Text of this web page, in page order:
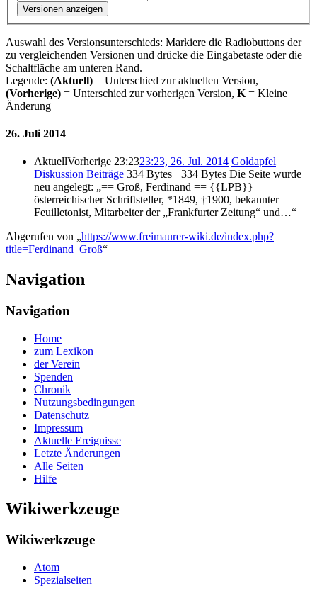
Versionen anzeigen
Auswahl des Versionsunterschieds: Markiere die Radiobuttons der
zu vergleichenden Versionen und drücke die Eingabetaste oder die
Schaltfläche am unteren Rand.
Legende: (Aktuell) = Unterschied zur aktuellen Version,
(Vorherige) = Unterschied zur vorherigen Version, K = Kleine
Änderung
26. Juli 2014
AktuellVorherige 23:2323:23, 26. Jul. 2014 Goldapfel
Diskussion Beiträge 334 Bytes +334 Bytes Die Seite wurde
neu angelegt: „== Groß, Ferdinand == {{LPB}}
österreichischer Schriftsteller, *1849, †1900, bekannter
Feuilletonist, Mitarbeiter der „Frankfurter Zeitung“ und…“
Abgerufen von „https://www.freimaurer-wiki.de/index.php?
title=Ferdinand_Groß“
Navigation
Navigation
Home
zum Lexikon
der Verein
Spenden
Chronik
Nutzungsbedingungen
Datenschutz
Impressum
Aktuelle Ereignisse
Letzte Änderungen
Alle Seiten
Hilfe
Wikiwerkzeuge
Wikiwerkzeuge
Atom
Spezialseiten